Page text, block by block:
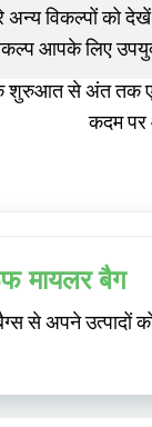
अन्य विकल्पों को
आपके लिए
शुरुआत से अंत
कदम पर
मायलर बैग
से अपने उत्पादों